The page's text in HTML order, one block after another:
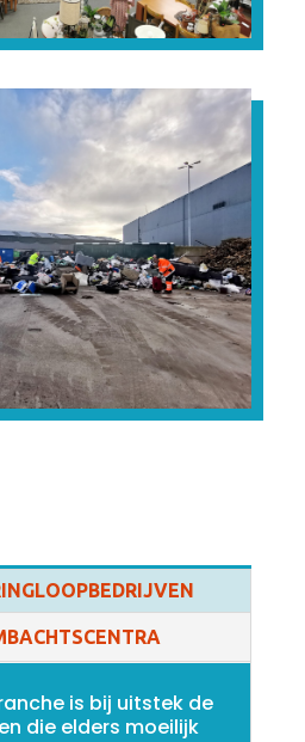
is bij uitstek de
die elders moeilijk